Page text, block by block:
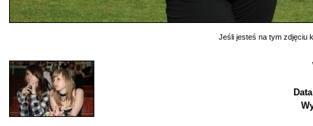
Jeśli jesteś na tym zdjęciu